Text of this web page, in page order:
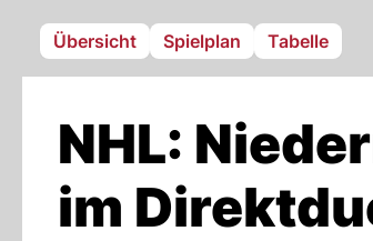
Übersicht Spielplan Tabelle
NHL:
im